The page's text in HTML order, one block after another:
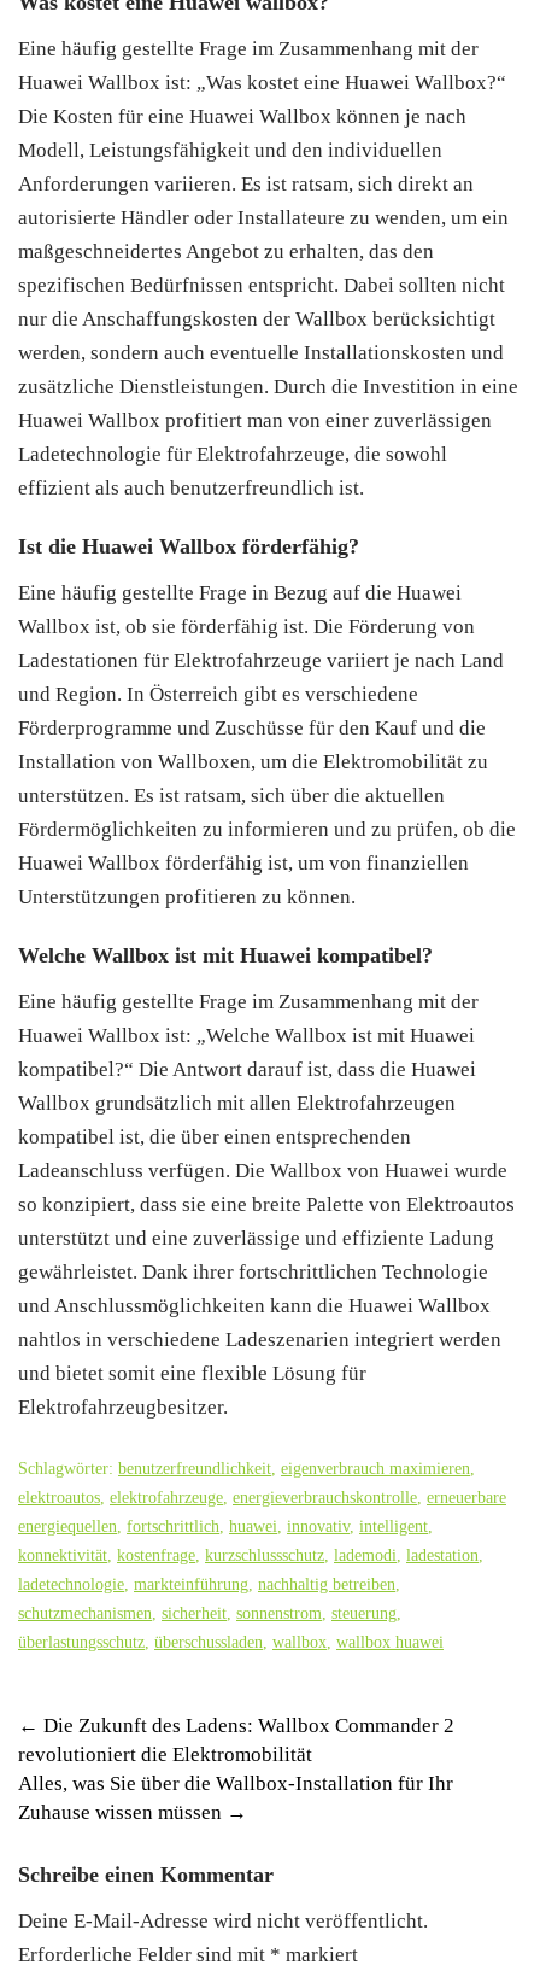
Eine häufig gestellte Frage im Zusammenhang mit der
Huawei Wallbox ist: „Was kostet eine Huawei Wallbox?“
Die Kosten für eine Huawei Wallbox können je nach
Modell, Leistungsfähigkeit und den individuellen
Anforderungen variieren. Es ist ratsam, sich direkt an
autorisierte Händler oder Installateure zu wenden, um ein
maßgeschneidertes Angebot zu erhalten, das den
spezifischen Bedürfnissen entspricht. Dabei sollten nicht
nur die Anschaffungskosten der Wallbox berücksichtigt
werden, sondern auch eventuelle Installationskosten und
zusätzliche Dienstleistungen. Durch die Investition in eine
Huawei Wallbox profitiert man von einer zuverlässigen
Ladetechnologie für Elektrofahrzeuge, die sowohl
effizient als auch benutzerfreundlich ist.
Ist die Huawei Wallbox förderfähig?
Eine häufig gestellte Frage in Bezug auf die Huawei
Wallbox ist, ob sie förderfähig ist. Die Förderung von
Ladestationen für Elektrofahrzeuge variiert je nach Land
und Region. In Österreich gibt es verschiedene
Förderprogramme und Zuschüsse für den Kauf und die
Installation von Wallboxen, um die Elektromobilität zu
unterstützen. Es ist ratsam, sich über die aktuellen
Fördermöglichkeiten zu informieren und zu prüfen, ob die
Huawei Wallbox förderfähig ist, um von finanziellen
Unterstützungen profitieren zu können.
Welche Wallbox ist mit Huawei kompatibel?
Eine häufig gestellte Frage im Zusammenhang mit der
Huawei Wallbox ist: „Welche Wallbox ist mit Huawei
kompatibel?“ Die Antwort darauf ist, dass die Huawei
Wallbox grundsätzlich mit allen Elektrofahrzeugen
kompatibel ist, die über einen entsprechenden
Ladeanschluss verfügen. Die Wallbox von Huawei wurde
so konzipiert, dass sie eine breite Palette von Elektroautos
unterstützt und eine zuverlässige und effiziente Ladung
gewährleistet. Dank ihrer fortschrittlichen Technologie
und Anschlussmöglichkeiten kann die Huawei Wallbox
nahtlos in verschiedene Ladeszenarien integriert werden
und bietet somit eine flexible Lösung für
Elektrofahrzeugbesitzer.
Schlagwörter: benutzerfreundlichkeit eigenverbrauch maximieren
elektroautos elektrofahrzeuge energieverbrauchskontrolle erneuerbare
energiequellen fortschrittlich huawei innovativ, intelligent
konnektivität kostenfrage kurzschlussschutz lademodi ladestation
ladetechnologie markteinführung nachhaltig betreiben
schutzmechanismen sicherheit sonnenstrom steuerung
überlastungsschutz überschussladen wallbox wallbox huawei
Post
navigation
← Die Zukunft des Ladens: Wallbox Commander 2
revolutioniert die Elektromobilität
Alles, was Sie über die Wallbox-Installation für Ihr
Zuhause wissen müssen →
Schreibe einen Kommentar
Deine E-Mail-Adresse wird nicht veröffentlicht.
Erforderliche Felder sind mit * markiert